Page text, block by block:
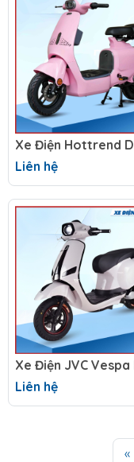
Xe Điện Hottrend
Liên hệ
Liên hệ
«